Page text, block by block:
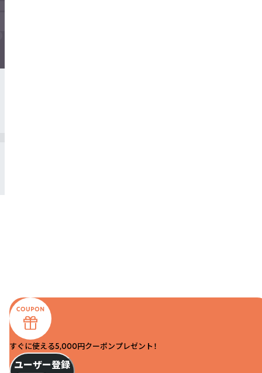
すぐに使える5,000円クーポンプレゼント！
ユーザー登録